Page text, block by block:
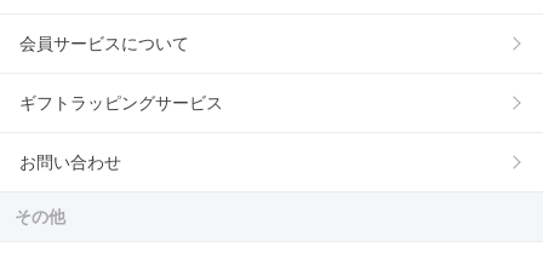
会員サービスについて
ギフトラッピングサービス
お問い合わせ
その他